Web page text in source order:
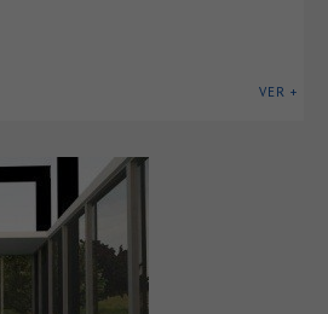
VER +